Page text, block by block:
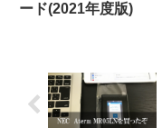
ード(2021年度版)